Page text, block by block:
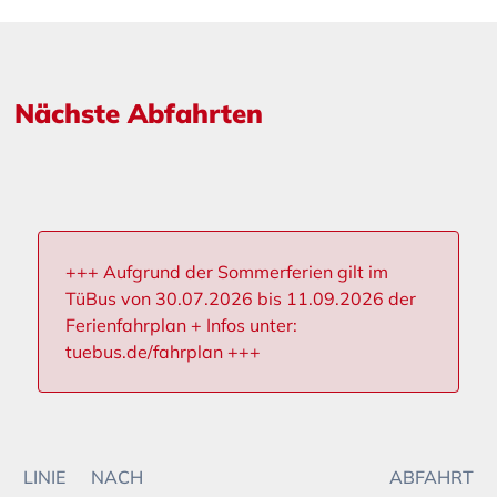
Nächste Abfahrten
+++ Aufgrund der Sommerferien gilt im
TüBus von 30.07.2026 bis 11.09.2026 der
Ferienfahrplan + Infos unter:
tuebus.de/fahrplan +++
LINIE NACH ABFAHRT